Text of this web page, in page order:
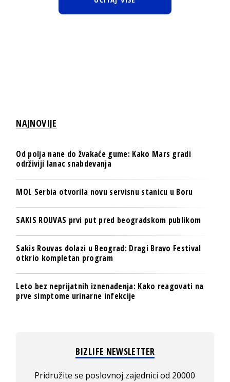
NAJNOVIJE
Od polja nane do žvakaće gume: Kako Mars gradi
održiviji lanac snabdevanja
MOL Serbia otvorila novu servisnu stanicu u Boru
SAKIS ROUVAS prvi put pred beogradskom publikom
Sakis Rouvas dolazi u Beograd: Dragi Bravo Festival
otkrio kompletan program
Leto bez neprijatnih iznenađenja: Kako reagovati na
prve simptome urinarne infekcije
BIZLIFE NEWSLETTER
Pridružite se poslovnoj zajednici od 20000